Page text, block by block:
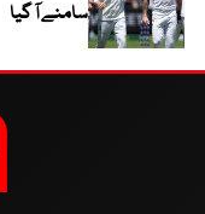
سامنے آ گیا